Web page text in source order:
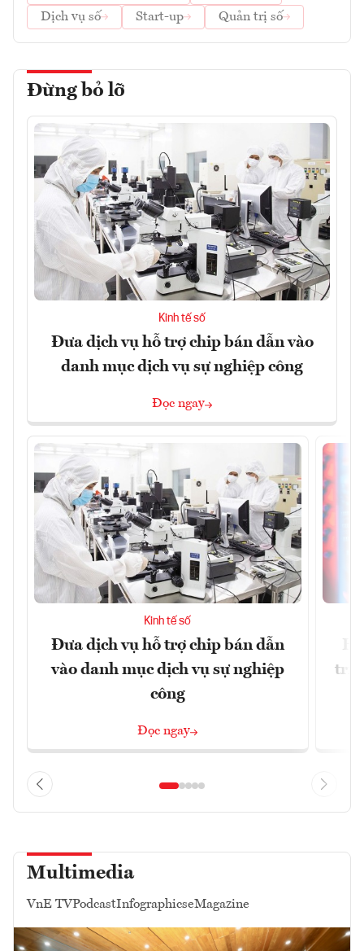
Dịch vụ số
Start-up Quản trị số
Đừng bỏ lỡ
Kinh tế số
Đưa dịch vụ hỗ trợ chip bán dẫn vào
danh mục dịch vụ sự nghiệp công
Đọc ngay
Kinh tế số
Đưa dịch vụ hỗ trợ chip bán dẫn
vào danh mục dịch vụ sự nghiệp
công
Đọc ngay
trị
Multimedia
VnE TVPodcastInfographicseMagazine